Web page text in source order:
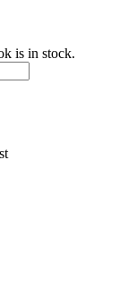
is in stock.